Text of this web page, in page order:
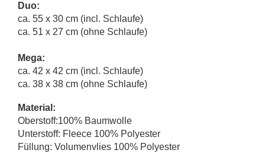
Duo:
ca. 55 x 30 cm (incl. Schlaufe)
ca. 51 x 27 cm (ohne Schlaufe)
Mega:
ca. 42 x 42 cm (incl. Schlaufe)
ca. 38 x 38 cm (ohne Schlaufe)
Material:
Oberstoff:100% Baumwolle
Unterstoff: Fleece 100% Polyester
Füllung: Volumenvlies 100% Polyester